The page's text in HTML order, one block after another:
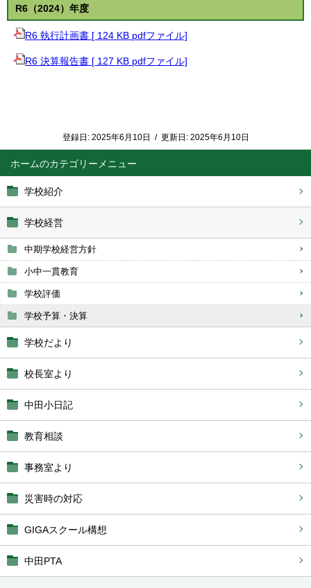
ホーム
学校紹介
学校経営
中期学校経営方針
小中一貫教育
学校評価
学校予算・決算
学校だより
校長室より
中田小日記
教育相談
事務室より
災害時の対応
GIGAスクール構想
中田PTA
R6（2024）年度
R6 執行計画書 [ 124 KB pdfファイル]
R6 決算報告書 [ 127 KB pdfファイル]
登録日: 2025年6月10日 / 更新日: 2025年6月10日